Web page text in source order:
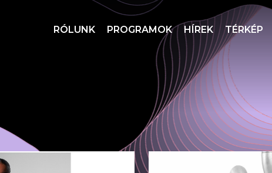
RÓLUNK PROGRAMOK HÍREK TÉRKÉP